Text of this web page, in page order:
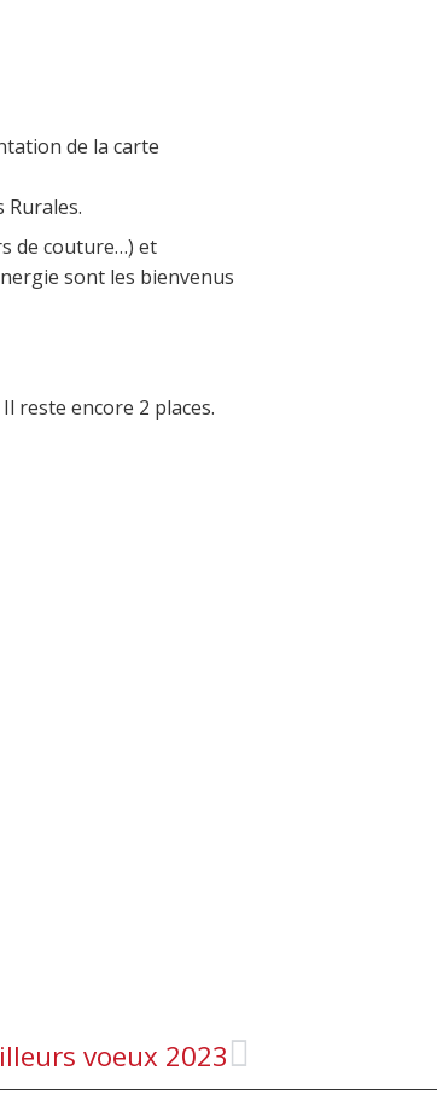
de la carte
de couture…) et
sont les bienvenus
reste encore 2 places.
voeux 2023